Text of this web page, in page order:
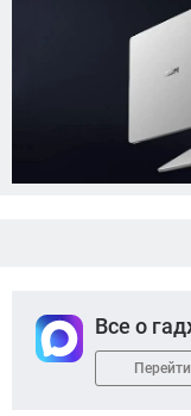
Все о
Перейти